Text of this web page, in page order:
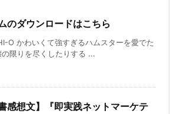
のダウンロードはこちら
O かわいくて強すぎるハムスターを愛でた
の限りを尽くしたりする ...
書感想文】『即実践ネットマーケテ